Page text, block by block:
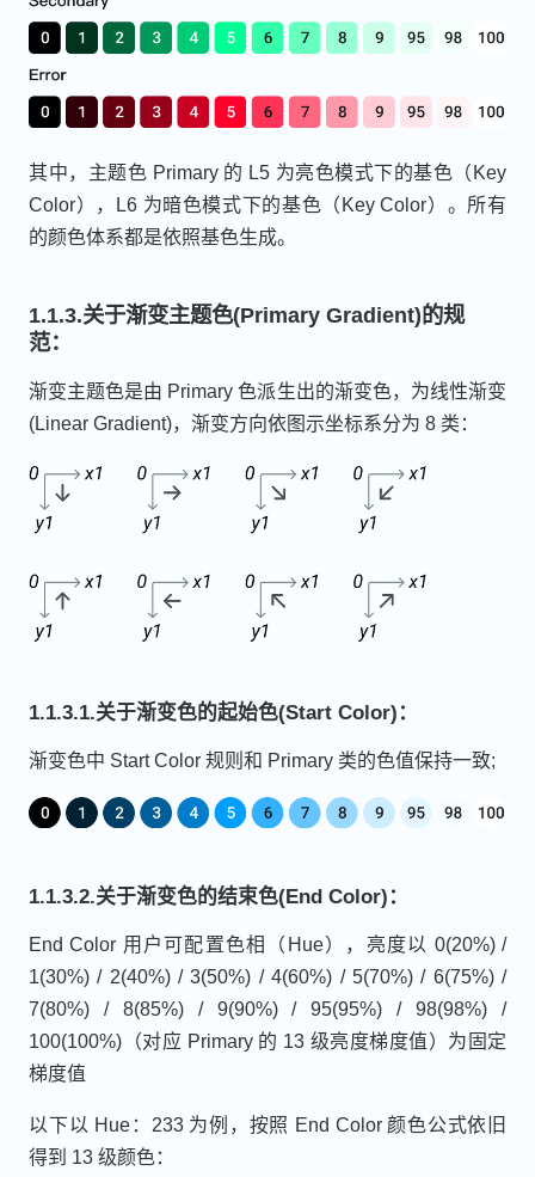
其中，主题色 Primary 的 L5 为亮色模式下的基色（Key
Color），L6 为暗色模式下的基色（Key Color）。所有
的颜色体系都是依照基色生成。
1.1.3.关于渐变主题色(Primary Gradient)的规
范：
渐变主题色是由 Primary 色派生出的渐变色，为线性渐变
(Linear Gradient)，渐变方向依图示坐标系分为 8 类：
1.1.3.1.关于渐变色的起始色(Start Color)：
渐变色中 Start Color 规则和 Primary 类的色值保持一致;
1.1.3.2.关于渐变色的结束色(End Color)：
End Color 用户可配置色相（Hue），亮度以 0(20%) /
1(30%) / 2(40%) / 3(50%) / 4(60%) / 5(70%) / 6(75%) /
7(80%) / 8(85%) / 9(90%) / 95(95%) / 98(98%) /
100(100%)（对应 Primary 的 13 级亮度梯度值）为固定
梯度值
以下以 Hue：233 为例，按照 End Color 颜色公式依旧
得到 13 级颜色：